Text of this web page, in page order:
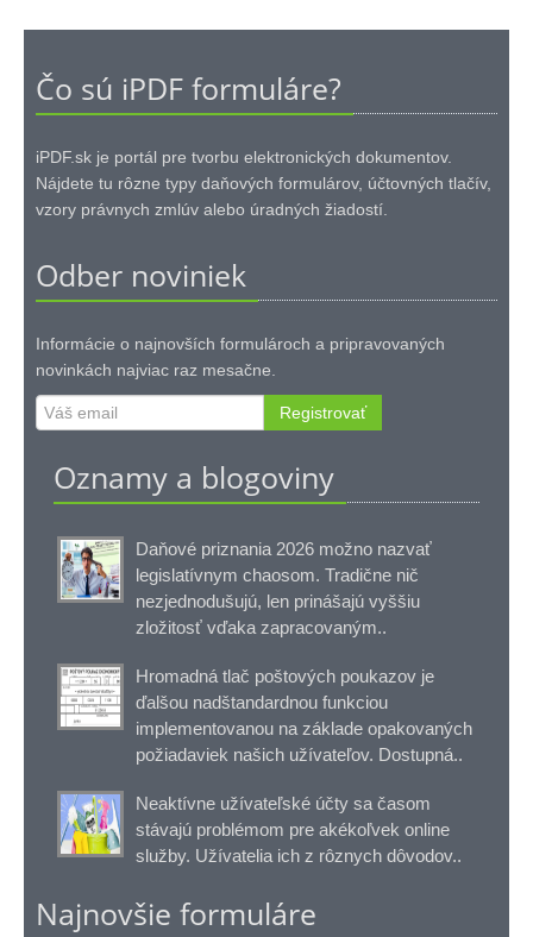
Čo sú iPDF formuláre?
iPDF.sk je portál pre tvorbu elektronických dokumentov.
Nájdete tu rôzne typy daňových formulárov, účtovných tlačív,
vzory právnych zmlúv alebo úradných žiadostí.
Odber noviniek
Informácie o najnovších formulároch a pripravovaných
novinkách najviac raz mesačne.
Registrovať
Oznamy a blogoviny
Daňové priznania 2026 možno nazvať
legislatívnym chaosom. Tradične nič
nezjednodušujú, len prinášajú vyššiu
zložitosť vďaka zapracovaným..
Hromadná tlač poštových poukazov je
ďalšou nadštandardnou funkciou
implementovanou na základe opakovaných
požiadaviek našich užívateľov. Dostupná..
Neaktívne užívateľské účty sa časom
stávajú problémom pre akékoľvek online
služby. Užívatelia ich z rôznych dôvodov..
Najnovšie formuláre